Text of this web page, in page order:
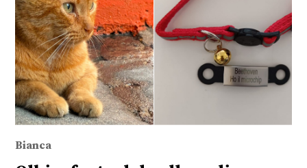
Bianca